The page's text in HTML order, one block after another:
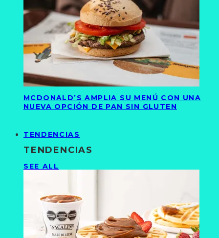
MCDONALD’S AMPLIA SU MENÚ CON UNA
NUEVA OPCIÓN DE PAN SIN GLUTEN
TENDENCIAS
TENDENCIAS
SEE ALL